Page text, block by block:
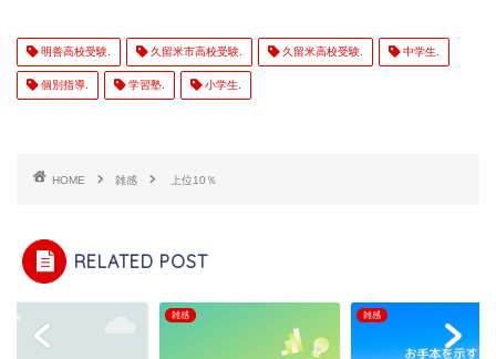
明善高校受験. 久留米市高校受験. 久留米高校受験. 中学生.
個別指導. 学習塾. 小学生.
HOME 雑感 上位10％
RELATED POST
雑感 雑感